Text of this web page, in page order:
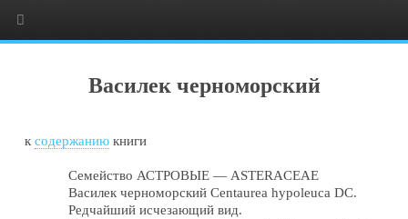
Василек черноморский
ксодержанию книги
Семейство АСТРОВЫЕ — ASTERACEAE
Василек черноморский Centaurea hypoleuca DC.
Редчайший исчезающий вид.